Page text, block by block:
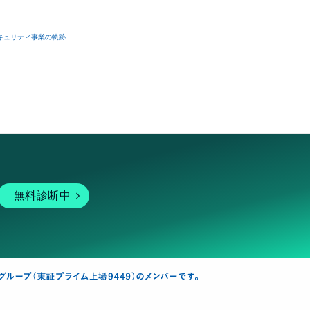
ュリティ事業の軌跡
無料診断中